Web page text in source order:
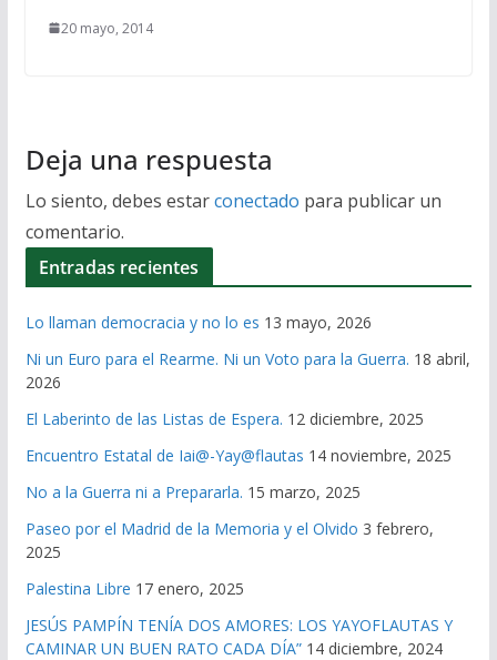
20 mayo, 2014
Deja una respuesta
Lo siento, debes estarconectado para publicar un
comentario.
Entradas recientes
Lo llaman democracia y no lo es 13 mayo, 2026
Ni un Euro para el Rearme. Ni un Voto para la Guerra. 18 abril,
2026
El Laberinto de las Listas de Espera. 12 diciembre, 2025
Encuentro Estatal de Iai@-Yay@flautas 14 noviembre, 2025
No a la Guerra ni a Prepararla. 15 marzo, 2025
Paseo por el Madrid de la Memoria y el Olvido 3 febrero,
2025
Palestina Libre 17 enero, 2025
JESÚS PAMPÍN TENÍA DOS AMORES: LOS YAYOFLAUTAS Y
CAMINAR UN BUEN RATO CADA DÍA” 14 diciembre, 2024